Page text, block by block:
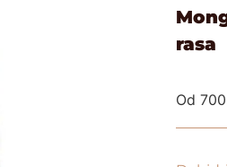
rasa
Od 700